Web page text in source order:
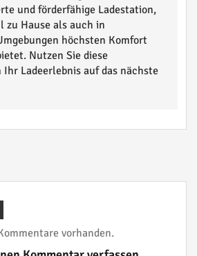
und förderfähige Ladestation,
zu Hause als auch in
höchsten Komfort
Nutzen Sie diese
Ihr Ladeerlebnis auf das nächste
vorhanden.